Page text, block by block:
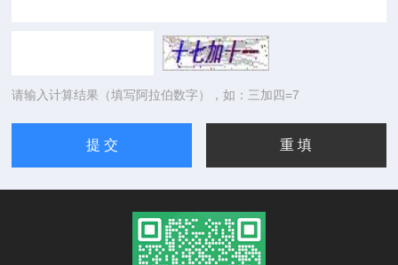
请输入计算结果（填写阿拉伯数字），如：三加四=7